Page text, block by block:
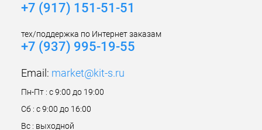
+7 (917) 151-51-51
тех/поддержка по Интернет заказам
+7 (937) 995-19-55
Email: market@kit-s.ru
Пн-Пт : с 9:00 до 19:00
Сб : с 9:00 до 16:00
Вс : выходной